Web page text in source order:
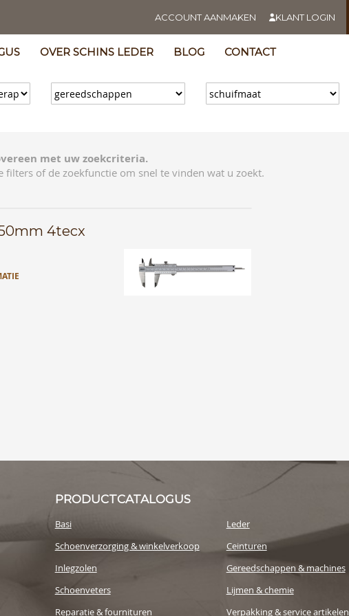
ACCOUNT AANMAKEN KLANT LOGIN
OVER SCHINS LEDER BLOG CONTACT
met uw zoekcriteria.
filters of de zoekfunctie om snel te vinden wat u zoekt.
4tecx
PRODUCTCATALOGUS
Basi
Schoenverzorging & winkelverkoop
Inlegzolen
Schoenveters
Reparatie & fournituren
Leder
Ceinturen
Gereedschappen & machines
Lijmen & chemie
Verpakking & service artikelen